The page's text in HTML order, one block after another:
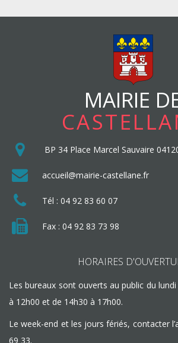
MAIRIE
BP 34 Place Marcel Sauvaire
accueil@mairie-castellane.fr
Tél : 04 92 83 60 07
Fax : 04 92 83 73 98
HORAIRES
Les bureaux sont ouverts au public du
à 12h00 et de 14h30 à 17h00.
Le week-end et les jours fériés, contacter
69 33.